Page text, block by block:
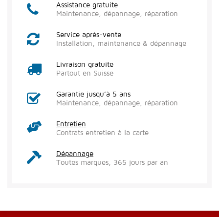
Assistance gratuite
Maintenance, dépannage, réparation
Service après-vente
Installation, maintenance & dépannage
Livraison gratuite
Partout en Suisse
Garantie jusqu’à 5 ans
Maintenance, dépannage, réparation
Entretien
Contrats entretien à la carte
Dépannage
Toutes marques, 365 jours par an